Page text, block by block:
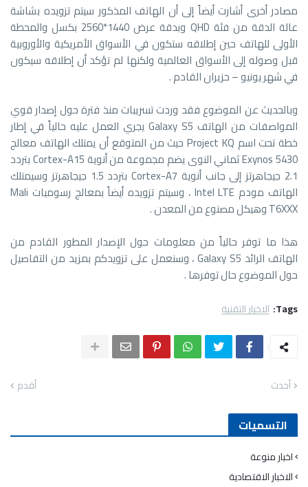
مصادر أخرى أشارت أيضاً إلى أن الهاتف المذكور سيتم تزويده بشاشة
عالة الدقة من فئة QHD وبدقة عرض 1440*2560 بكسل والمحطة
الأولى للهاتف حين إطلاقه ستكون في الأسواق الأمريكية والأوروبية
قبل وصوله إلى الأسواق العالمية ولكنها لم تؤكد أن إطلاقه سيكون
في شهر يونيو – حزيران القادم .
وبالحديث عن الموضوع فقد وردت تسريبات منذ فترة حول إصدار قوي
المواصفات من الهاتف Galaxy S5 يجري العمل عليه حالياً في إطار
خطة تحت اسم Project KQ حيث من المتوقع أن يمتلك الهاتف معالج
Exynos 5430 ثماني النوى يضم مجموعة من أنوية Cortex-A15 بتردد
2.1 جيجاهرتز إلى جانب أنوية Cortex-A7 بتردد 1.5 جيجاهرتز وسيمتلك
الهاتف مودم Intel LTE ، وسيتم تزويده أيضاً بمعالج رسوميات Mali
T6XXX وهيكل مصنوع من المعدن .
هذا ما توفر حالياً من معلومات حول الإصدار المطور القادم من
الهاتف الرائد Galaxy S5 ، وسنعمل على تزويدكم بمزيد من التفاصيل
حول الموضوع حال توفرها .
Tags: الاخبار التقنية
أحدث أقدم
التسميات
اخبار منوعة
الاخبار الاقتصادية